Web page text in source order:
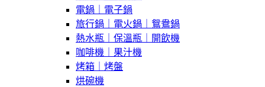
電鍋｜電子鍋
旅行鍋｜電火鍋｜鴛鴦鍋
熱水瓶｜保溫瓶｜開飲機
咖啡機｜果汁機
烤箱｜烤盤
烘碗機